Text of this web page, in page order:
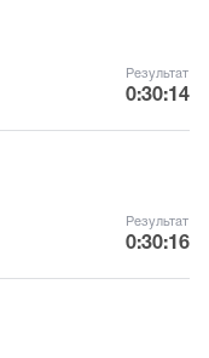
Результат
0:30:14
Результат
0:30:16